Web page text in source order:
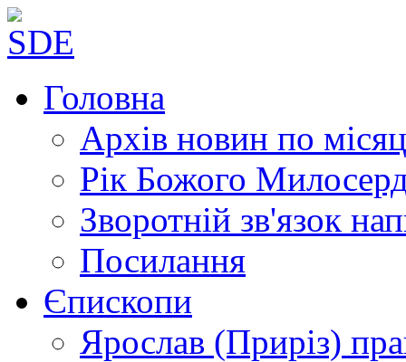
Головна
Архів новин по
Рік Божого
Зворотній зв'язок
Посилання
Єпископи
Ярослав (Приріз)